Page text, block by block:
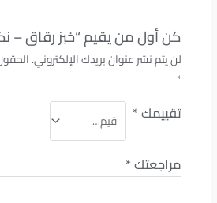
كن أول من يقيم “خبز رقاق –
لن يتم نشر عنوان بريدك الإلكتروني.
*
تقييمك*
مراجعتك*